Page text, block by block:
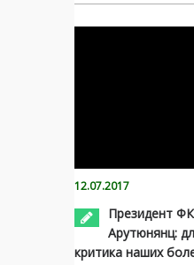
12.07.2017
Президент
Арутюнянц:
критика наших